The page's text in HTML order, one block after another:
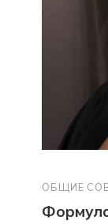
ОБЩИЕ